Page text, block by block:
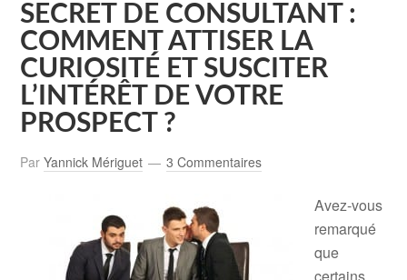
SECRET DE CONSULTANT :
COMMENT ATTISER LA
CURIOSITÉ ET SUSCITER
L’INTÉRÊT DE VOTRE
PROSPECT ?
ParYannick Mériguet 3 Commentaires
Avez-vous
remarqué
que